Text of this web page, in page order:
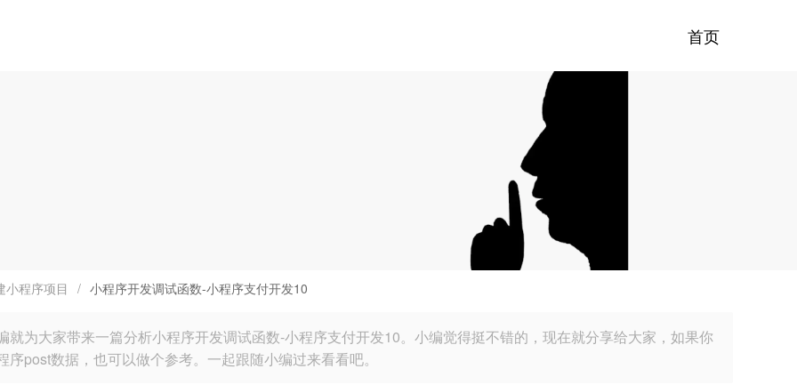
首页
小程序项目 / 小程序开发调试函数-小程序支付开发10
就为大家带来一篇分析小程序开发调试函数-小程序支付开发10。小编觉得挺不错的，现在就分享给大家，如果你
序post数据，也可以做个参考。一起跟随小编过来看看吧。